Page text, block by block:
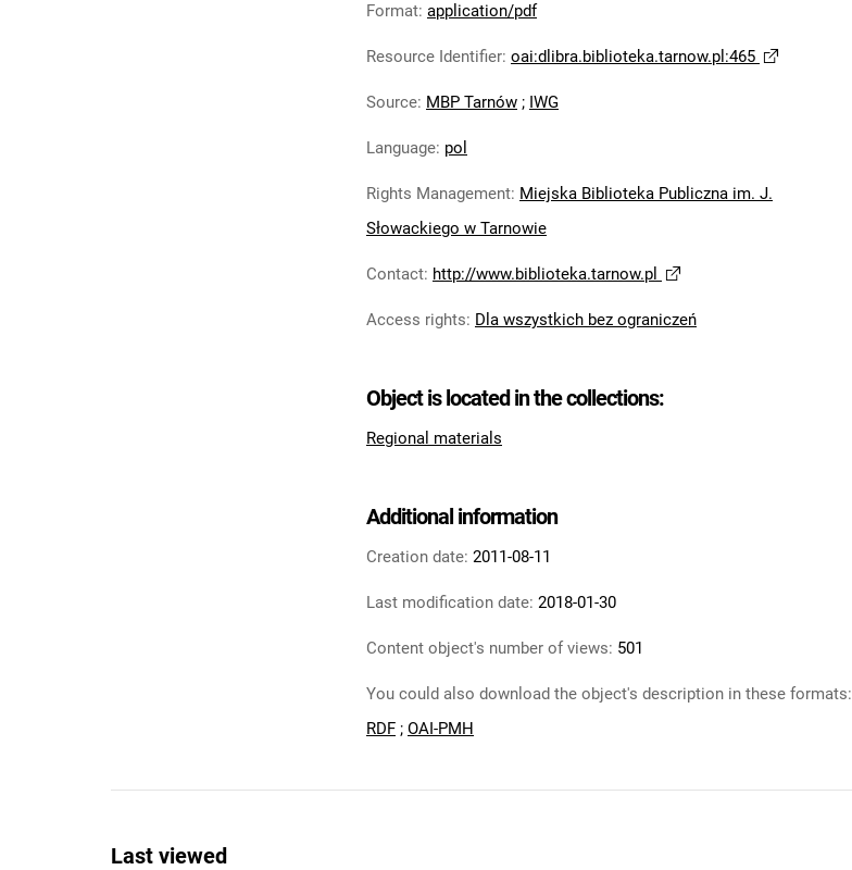
Format: application/pdf
Resource Identifier: oai:dlibra.biblioteka.tarnow.pl:465
Source: MBP Tarnów ; IWG
Language: pol
Rights Management: Miejska Biblioteka Publiczna im. J.
Słowackiego w Tarnowie
Contact: http://www.biblioteka.tarnow.pl
Access rights: Dla wszystkich bez ograniczeń
Object is located in the collections:
Regional materials
Additional information
Creation date: 2011-08-11
Last modification date: 2018-01-30
Content object's number of views: 501
You could also download the object's description in these formats:
RDF ; OAI-PMH
Last viewed